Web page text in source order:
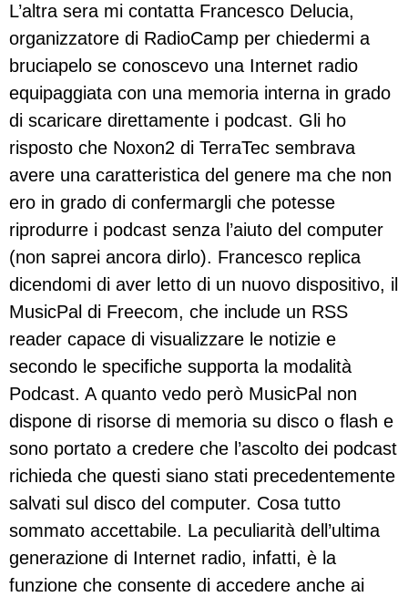
L’altra sera mi contatta Francesco Delucia,
organizzatore di RadioCamp per chiedermi a
bruciapelo se conoscevo una Internet radio
equipaggiata con una memoria interna in grado
di scaricare direttamente i podcast. Gli ho
risposto che Noxon2 di TerraTec sembrava
avere una caratteristica del genere ma che non
ero in grado di confermargli che potesse
riprodurre i podcast senza l’aiuto del computer
(non saprei ancora dirlo). Francesco replica
dicendomi di aver letto di un nuovo dispositivo, il
MusicPal di Freecom, che include un RSS
reader capace di visualizzare le notizie e
secondo le specifiche supporta la modalità
Podcast. A quanto vedo però MusicPal non
dispone di risorse di memoria su disco o flash e
sono portato a credere che l’ascolto dei podcast
richieda che questi siano stati precedentemente
salvati sul disco del computer. Cosa tutto
sommato accettabile. La peculiarità dell’ultima
generazione di Internet radio, infatti, è la
funzione che consente di accedere anche ai